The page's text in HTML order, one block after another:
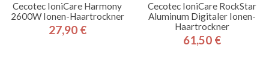
Cecotec IoniCare Harmony
2600W Ionen-Haartrockner
Preis
27,90 €
Cecotec IoniCare RockStar
Aluminum Digitaler Ionen-
Haartrockner
Preis
61,50 €